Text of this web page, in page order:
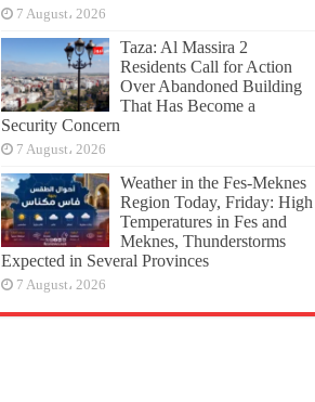
7 August، 2026
Taza: Al Massira 2
Residents Call for Action
Over Abandoned Building
That Has Become a
Security Concern
7 August، 2026
Weather in the Fes-Meknes
Region Today, Friday: High
Temperatures in Fes and
Meknes, Thunderstorms
Expected in Several Provinces
7 August، 2026